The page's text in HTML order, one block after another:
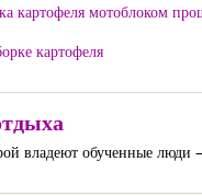
картофеля мотоблоком
картофеля
владеют обученные